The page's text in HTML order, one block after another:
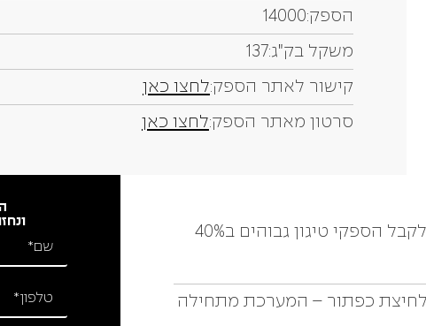
הספק:14000
משקל בק"ג:137
קישור לאתר הספק:לחצו כאן
סרטון מאתר הספק:לחצו כאן
אגן טיגון קטן יותר המאפשר לקבל הספקי טיגון גבוהים ב40%
כפתור – המערכת מתחילה